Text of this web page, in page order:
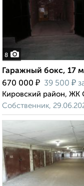
8
Гаражный бокс, 17
670 000 ₽ 39 500 ₽
Кировский район, ЖК
Собственник,